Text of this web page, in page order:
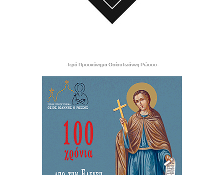
- Ιερό Προσκύνημα Οσίου Ιωάννη Ρώσου -